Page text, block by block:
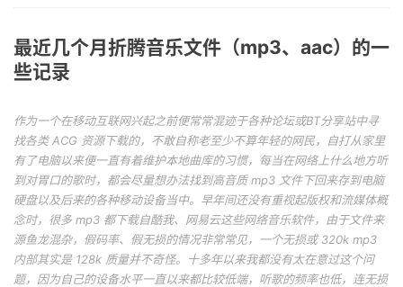
最近几个月折腾音乐文件（mp3、aac）的一
些记录
作为一个在移动互联网兴起之前便常常混迹于各种论坛或BT分享站中寻
找各类 ACG 资源下载的，不敢自称老至少不算年轻的网民，自打从家里
有了电脑以来便一直有着维护本地曲库的习惯，每当在网络上什么地方听
到对胃口的歌时，都会尽量想办法找到高音质 mp3 文件下回来存到电脑
硬盘以及后来的各种移动设备当中。早年间还没有重视起版权和流媒体概
念时，很多 mp3 都下载自酷我、网易云这些网络音乐软件，由于文件来
源鱼龙混杂，假码率、假无损的情况非常常见，一个无损或 320k mp3
内部其实是 128k 质量并不奇怪。十多年以来我都没有太在意过这个问
题，因为自己的设备水平一直以来都比较低端，听歌的频率也低，连无损